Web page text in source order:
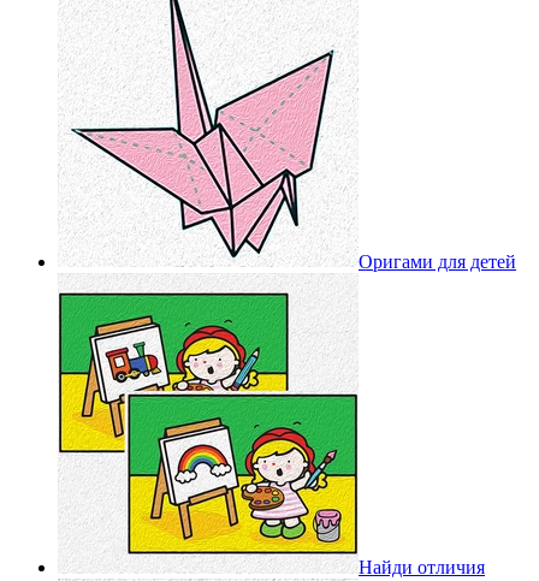
Оригами для детей
Найди отличия